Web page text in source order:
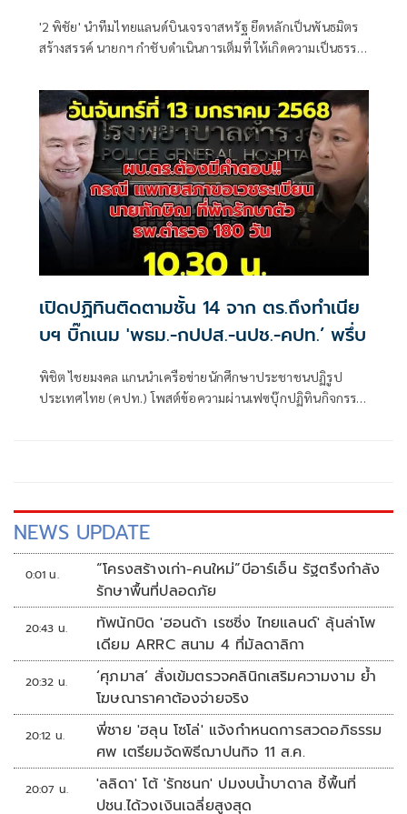
'2 พิชัย' นำทีมไทยแลนด์บินเจรจาสหรัฐ ยึดหลักเป็นพันธมิตร
สร้างสรรค์ นายกฯ กำชับดำเนินการเต็มที่ ให้เกิดความเป็นธรรม
เปิดปฏิทินติดตามชั้น 14 จาก ตร.ถึงทำเนีย
บฯ บิ๊กเนม 'พธม.-กปปส.-นปช.-คปท.’ พรึ่บ
พิชิต ไชยมงคล แกนนำเครือข่ายนักศึกษาประชาชนปฏิรูป
ประเทศไทย (คปท.) โพสต์ข้อความผ่านเฟซบุ๊กปฏิทินกิจกรรม
NEWS UPDATE
0:01 น.
“โครงสร้างเก่า-คนใหม่”บีอาร์เอ็น รัฐตรึงกำลัง
รักษาพื้นที่ปลอดภัย
20:43 น.
ทัพนักบิด 'ฮอนด้า เรซซิ่ง ไทยแลนด์' ลุ้นล่าโพ
เดียม ARRC สนาม 4 ที่มัลดาลิกา
20:32 น.
‘ศุภมาส’ สั่งเข้มตรวจคลินิกเสริมความงาม ย้ำ
โฆษณาราคาต้องจ่ายจริง
20:12 น.
พี่ชาย 'ฮลุน โซโล่' แจ้งกำหนดการสวดอภิธรรม
ศพ เตรียมจัดพิธีฌาปนกิจ 11 ส.ค.
20:07 น.
'ลลิดา' โต้ 'รักชนก' ปมงบน้ำบาดาล ชี้พื้นที่
ปชน.ได้วงเงินเฉลี่ยสูงสุด